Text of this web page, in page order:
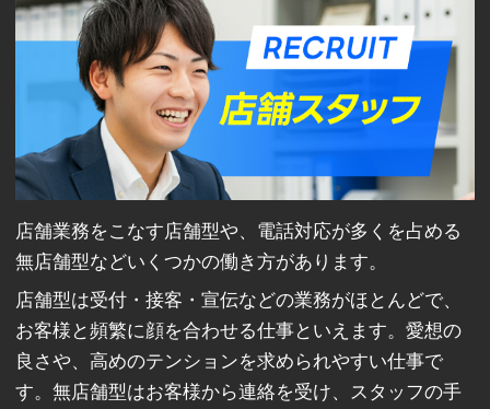
店舗業務をこなす店舗型や、電話対応が多くを占める
無店舗型などいくつかの働き方があります。
店舗型は受付・接客・宣伝などの業務がほとんどで、
お客様と頻繁に顔を合わせる仕事といえます。愛想の
良さや、高めのテンションを求められやすい仕事で
す。無店舗型はお客様から連絡を受け、スタッフの手